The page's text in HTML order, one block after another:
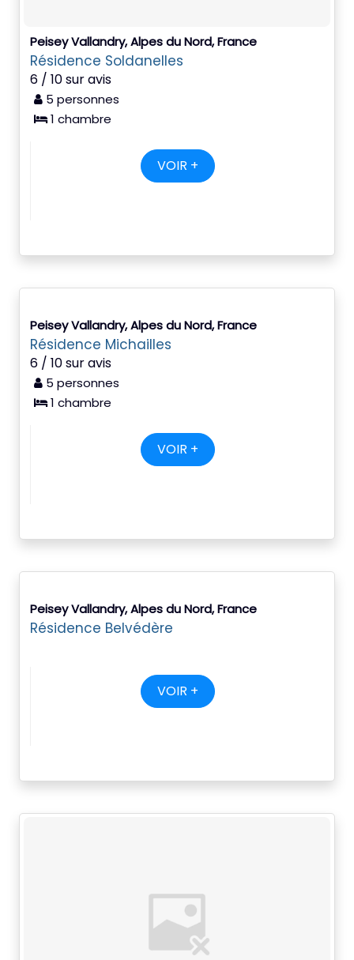
Peisey Vallandry, Alpes du Nord, France
Résidence Soldanelles
6 / 10 sur avis
5 personnes
1 chambre
VOIR +
Peisey Vallandry, Alpes du Nord, France
Résidence Michailles
6 / 10 sur avis
5 personnes
1 chambre
VOIR +
Peisey Vallandry, Alpes du Nord, France
Résidence Belvédère
VOIR +